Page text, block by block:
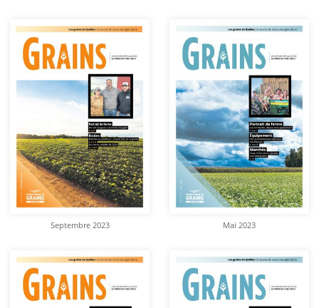
Septembre 2023 Mai 2023